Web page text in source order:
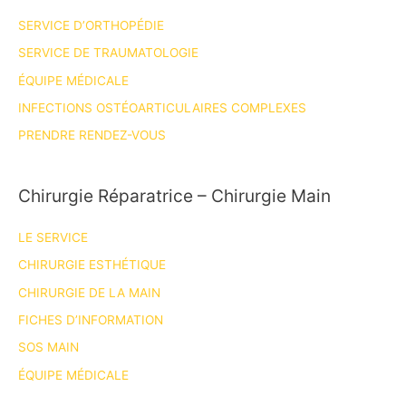
SERVICE D’ORTHOPÉDIE
SERVICE DE TRAUMATOLOGIE
ÉQUIPE MÉDICALE
INFECTIONS OSTÉOARTICULAIRES COMPLEXES
PRENDRE RENDEZ-VOUS
Chirurgie Réparatrice – Chirurgie Main
LE SERVICE
CHIRURGIE ESTHÉTIQUE
CHIRURGIE DE LA MAIN
FICHES D’INFORMATION
SOS MAIN
ÉQUIPE MÉDICALE